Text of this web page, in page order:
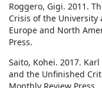
Roggero, Gigi. 2011.
Crisis of the
Europe and North
Press.
Saito, Kohei. 2017.
and the Unfinished